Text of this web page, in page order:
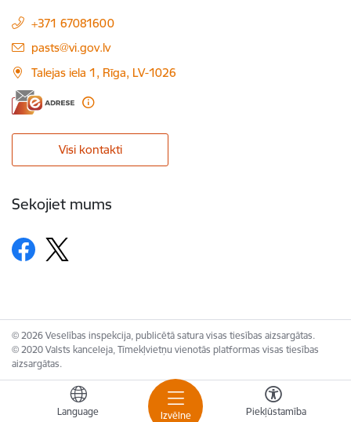
Izvēlne
Language Piekļūstamība
+371 67081600
E-pasts:
pasts@vi.gov.lv
Talejas iela 1, Rīga, LV-1026
Visi kontakti
Sekojiet mums
© 2026 Veselības inspekcija, publicētā satura visas tiesības aizsargātas.
© 2020 Valsts kanceleja, Tīmekļvietņu vienotās platformas visas tiesības
aizsargātas.